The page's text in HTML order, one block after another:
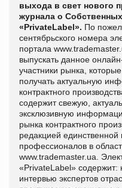
выхода в свет нового
журнала о
«PrivateLabel». По
сентябрьского номера
портала
выпускать данное
участники рынка,
получать актуальную
контрактного
содержит свежую,
эксклюзивную
рынка контрактного
редакцией
профессионалов в
www.trademaster.ua.
«PrivateLabel» содержит:
интервью экспертов